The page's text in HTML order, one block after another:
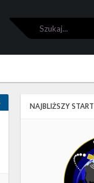
Szukaj
NAJBLIŻSZY START